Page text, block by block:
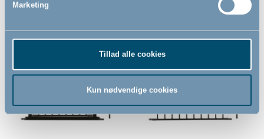
Marketing
Tillad alle cookies
Kun nødvendige cookies